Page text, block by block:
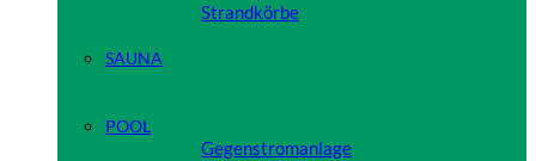
Strandkörbe
SAUNA
POOL
Gegenstromanlage